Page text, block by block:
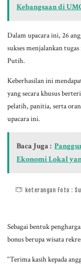
Kebangsaan di
Dalam upacara ini, 26
sukses menjalankan
Putih.
Keberhasilan ini
yang secara khusus
pelatih, panitia, serta
upacara ini.
Baca Juga :
Ekonomi Lokal
keterangan Foto :
Sebagai bentuk
bonus berupa wisata
“Terima kasih kepada